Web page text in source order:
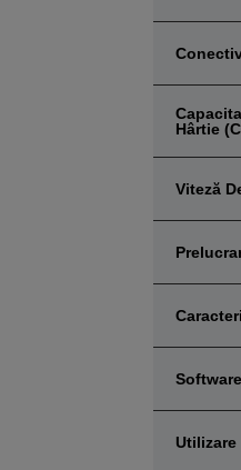
Hârtie
Viteză
Utilizare